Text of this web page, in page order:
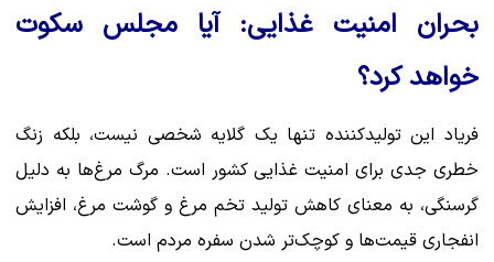
بحران امنیت غذایی: آیا مجلس سکوت
خواهد کرد؟
فریاد این تولیدکننده تنها یک گلایه شخصی نیست، بلکه زنگ
خطری جدی برای امنیت غذایی کشور است. مرگ مرغ‌ها به دلیل
گرسنگی، به معنای کاهش تولید تخم مرغ و گوشت مرغ، افزایش
انفجاری قیمت‌ها و کوچک‌تر شدن سفره مردم است.